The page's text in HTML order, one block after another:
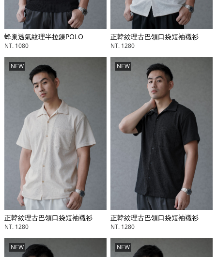
蜂巢透氣紋理半拉鍊POLO
NT. 1080
正韓紋理古巴領口袋短袖襯衫
NT. 1280
NEW
正韓紋理古巴領口袋短袖襯衫
NT. 1280
NEW
正韓紋理古巴領口袋短袖襯衫
NT. 1280
NEW NEW